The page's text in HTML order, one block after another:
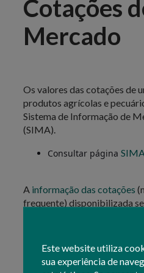
Este website utiliza
sua experiência de
Cotações
Mercado
Os valores das cotações de
produtos agrícolas e
Sistema de Informação de
(SIMA).
Consultar página
A informação das cotações
frequente) disponibilizada
sectores que exercem